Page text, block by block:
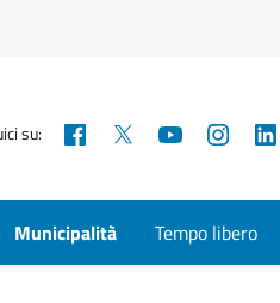
su: Facebook YouTube
Municipalità Tempo libero